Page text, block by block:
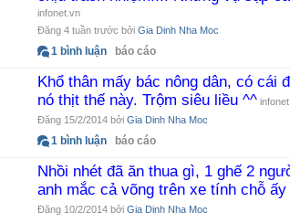
infonet.vn
Đăng 4 tuần trước bởi Gia Dinh Nha Moc
1 bình luận báo cáo
Khổ thân mấy bác nông dân, có cái
nó thịt thế này. Trộm siêu liều ^^
Đăng 15/2/2014 bởi Gia Dinh Nha Moc
1 bình luận báo cáo
Nhồi nhét đã ăn thua gì, 1 ghế 2
anh mắc cả võng trên xe tính chỗ ấy
Đăng 10/2/2014 bởi Gia Dinh Nha Moc